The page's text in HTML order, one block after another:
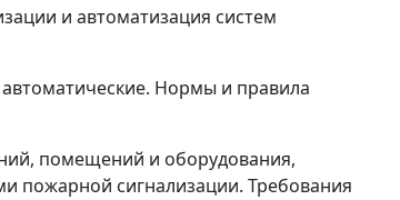
и автоматизация систем
Нормы и правила
помещений и оборудования,
пожарной сигнализации. Требования